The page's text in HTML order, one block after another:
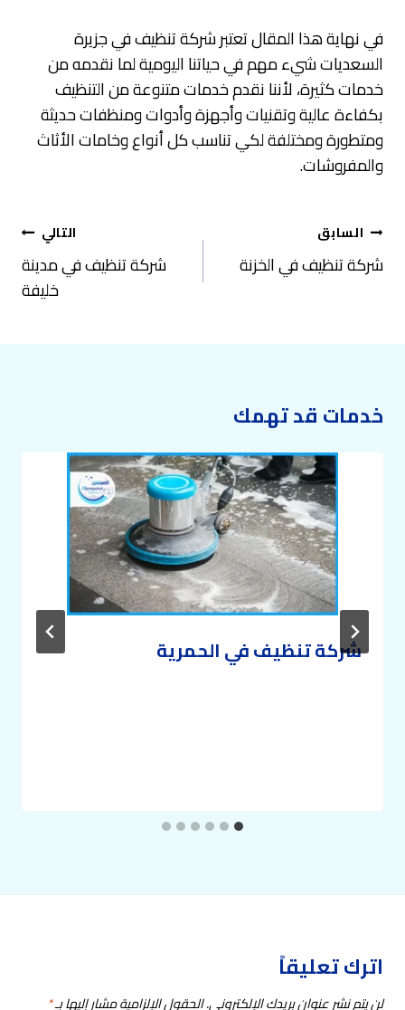
في نهاية هذا المقال تعتبر شركة تنظيف في جزيرة
السعديات شيء مهم في حياتنا اليومية لما نقدمه من
خدمات كثيرة، لأننا نقدم خدمات متنوعة من التنظيف
بكفاءة عالية وتقنيات وأجهزة وأدوات ومنظفات حديثة
ومتطورة ومختلفة لكي تناسب كل أنواع وخامات الأثاث
والمفروشات.
تصفّح
المقالات
السابق
شركة تنظيف في الخزنة
التالي
شركة تنظيف في مدينة
خليفة
خدمات قد تهمك
شركة تنظيف في الحمرية
اترك تعليقاً
لن يتم نشر عنوان بريدك الإلكتروني.الحقول الإلزامية مشار إليها بـ*